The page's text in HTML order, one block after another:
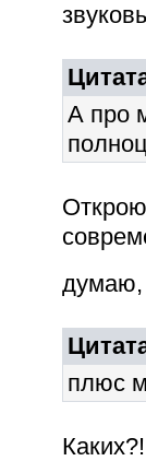
А про
думаю,
плюс